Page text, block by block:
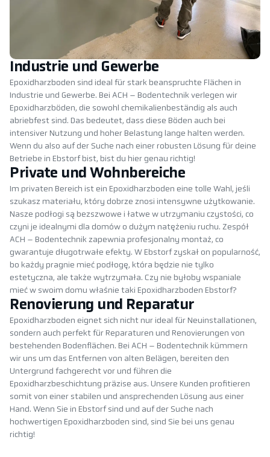
Industrie und Gewerbe
Epoxidharzboden sind ideal für stark beanspruchte Flächen in
Industrie und Gewerbe. Bei ACH – Bodentechnik verlegen wir
Epoxidharzböden, die sowohl chemikalienbeständig als auch
abriebfest sind. Das bedeutet, dass diese Böden auch bei
intensiver Nutzung und hoher Belastung lange halten werden.
Wenn du also auf der Suche nach einer robusten Lösung für deine
Betriebe in Ebstorf bist, bist du hier genau richtig!
Private und Wohnbereiche
Im privaten Bereich ist ein Epoxidharzboden eine tolle Wahl, jeśli
szukasz materiału, który dobrze znosi intensywne użytkowanie.
Nasze podłogi są bezszwowe i łatwe w utrzymaniu czystości, co
czyni je idealnymi dla domów o dużym natężeniu ruchu. Zespół
ACH – Bodentechnik zapewnia profesjonalny montaż, co
gwarantuje długotrwałe efekty. W Ebstorf zyskał on popularność,
bo każdy pragnie mieć podłogę, która będzie nie tylko
estetyczna, ale także wytrzymała. Czy nie byłoby wspaniale
mieć w swoim domu właśnie taki Epoxidharzboden Ebstorf?
Renovierung und Reparatur
Epoxidharzboden eignet sich nicht nur ideal für Neuinstallationen,
sondern auch perfekt für Reparaturen und Renovierungen von
bestehenden Bodenflächen. Bei ACH – Bodentechnik kümmern
wir uns um das Entfernen von alten Belägen, bereiten den
Untergrund fachgerecht vor und führen die
Epoxidharzbeschichtung präzise aus. Unsere Kunden profitieren
somit von einer stabilen und ansprechenden Lösung aus einer
Hand. Wenn Sie in Ebstorf sind und auf der Suche nach
hochwertigen Epoxidharzboden sind, sind Sie bei uns genau
richtig!